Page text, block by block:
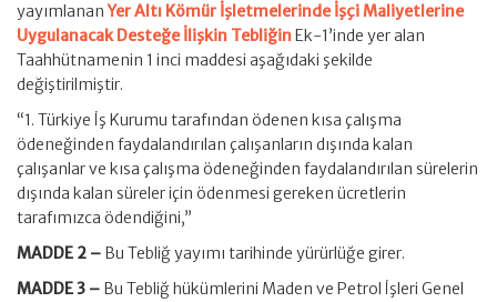
yayımlananYer Altı Kömür İşletmelerinde İşçi Maliyetlerine
Uygulanacak Desteğe İlişkin TebliğinEk-1’inde yer alan
Taahhütnamenin 1 inci maddesi aşağıdaki şekilde
değiştirilmiştir.
“1. Türkiye İş Kurumu tarafından ödenen kısa çalışma
ödeneğinden faydalandırılan çalışanların dışında kalan
çalışanlar ve kısa çalışma ödeneğinden faydalandırılan sürelerin
dışında kalan süreler için ödenmesi gereken ücretlerin
tarafımızca ödendiğini,”
MADDE 2 – Bu Tebliğ yayımı tarihinde yürürlüğe girer.
MADDE 3 – Bu Tebliğ hükümlerini Maden ve Petrol İşleri Genel